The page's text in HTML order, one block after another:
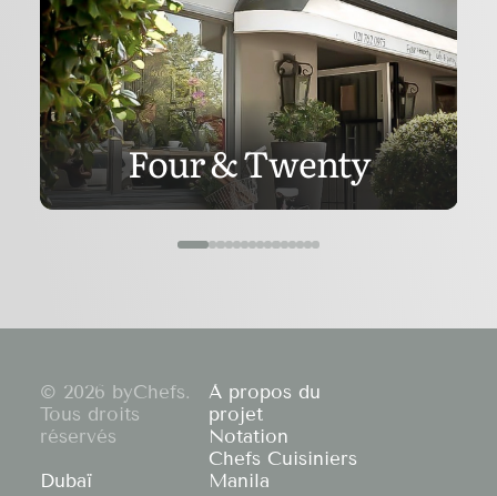
Four & Twenty
© 2026 byChefs.
Tous droits
réservés
À propos du
projet
Notation
Chefs Cuisiniers
Dubaï
Manila